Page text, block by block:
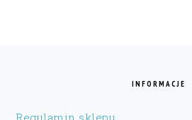
INFORMACJE
Regulamin sklepu